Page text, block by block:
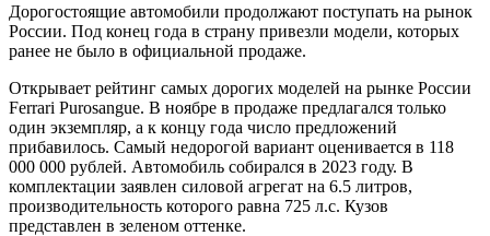
Дорогостоящие автомобили продолжают поступать на рынок
России. Под конец года в страну привезли модели, которых
ранее не было в официальной продаже.
Открывает рейтинг самых дорогих моделей на рынке России
Ferrari Purosangue. В ноябре в продаже предлагался только
один экземпляр, а к концу года число предложений
прибавилось. Самый недорогой вариант оценивается в 118
000 000 рублей. Автомобиль собирался в 2023 году. В
комплектации заявлен силовой агрегат на 6.5 литров,
производительность которого равна 725 л.с. Кузов
представлен в зеленом оттенке.